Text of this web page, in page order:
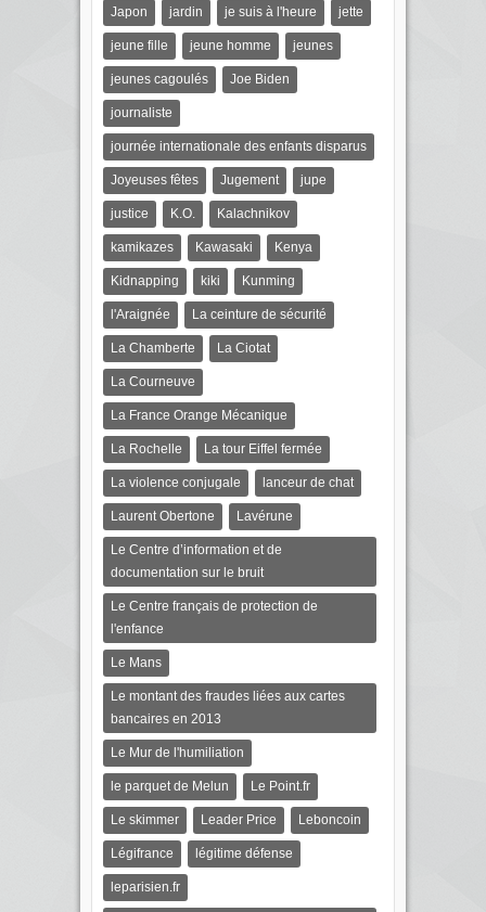
Japon jardin je suis à l'heure jette
jeune fille jeune homme jeunes
jeunes cagoulés Joe Biden
journaliste
journée internationale des enfants disparus
Joyeuses fêtes Jugement jupe
justice K.O. Kalachnikov
kamikazes Kawasaki Kenya
Kidnapping kiki Kunming
l'Araignée La ceinture de sécurité
La Chamberte La Ciotat
La Courneuve
La France Orange Mécanique
La Rochelle La tour Eiffel fermée
La violence conjugale lanceur de chat
Laurent Obertone Lavérune
Le Centre d’information et de
documentation sur le bruit
Le Centre français de protection de
l'enfance
Le Mans
Le montant des fraudes liées aux cartes
bancaires en 2013
Le Mur de l'humiliation
le parquet de Melun Le Point.fr
Le skimmer Leader Price Leboncoin
Légifrance légitime défense
leparisien.fr